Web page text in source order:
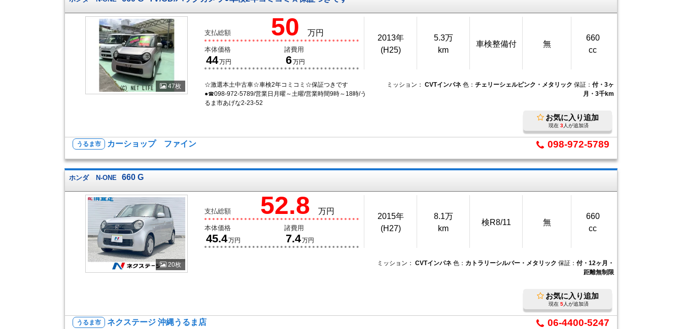
47枚
支払総額 50 万円
本体価格
44万円
諸費用
6万円
2013年
(H25)
5.3万
km
車検整備付 無
660
cc
☆激選本土中古車☆車検2年コミコミ☆保証つきです
●☎098-972-5789/営業日月曜～土曜/営業時間9時～18時/う
るま市あげな2-23-52
ミッション： CVTインパネ 色： チェリーシェルピンク・メタリック 保証： 付・3ヶ
月・3千km
お気に入り追加
現在 3人が追加済
うるま市 カーショップ ファイン 098-972-5789
ホンダ N-ONE 660 G
20枚
支払総額 52.8 万円
本体価格
45.4万円
諸費用
7.4万円
2015年
(H27)
8.1万
km
検R8/11 無
660
cc
ミッション： CVTインパネ 色： カトラリーシルバー・メタリック 保証： 付・12ヶ月・
距離無制限
お気に入り追加
現在 5人が追加済
うるま市 ネクステージ 沖縄うるま店 06-4400-5247